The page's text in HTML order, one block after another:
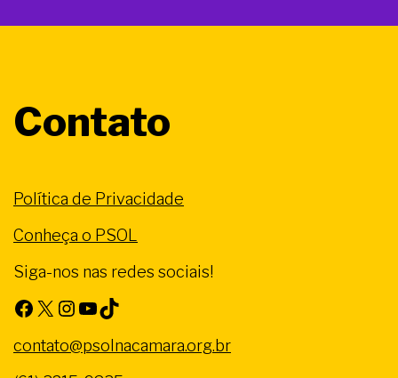
Contato
Política de Privacidade
Conheça o PSOL
Siga-nos nas redes sociais!
Facebook X Instagram Youtube TikTok
contato@psolnacamara.org.br